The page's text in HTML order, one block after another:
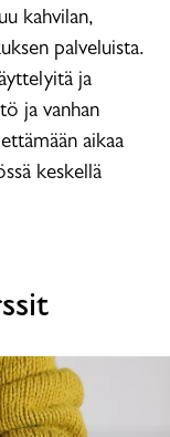
kahvilan,
palveluista.
ja
ja vanhan
aikaa
keskellä